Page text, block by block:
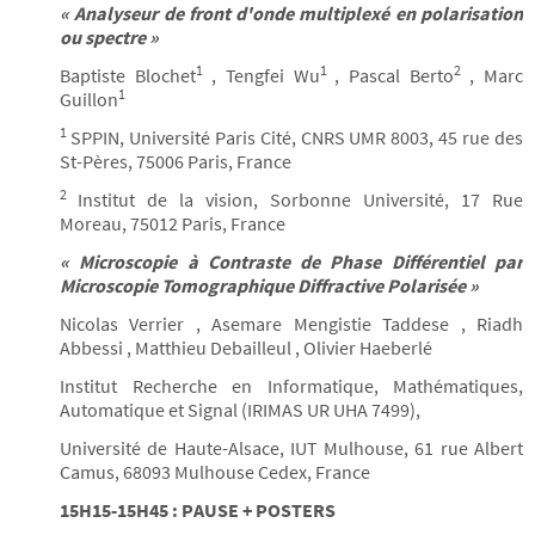
« Analyseur de front d'onde multiplexé en polarisation
ou spectre »
Baptiste Blochet1, Tengfei Wu1 , Pascal Berto2, Marc
Guillon1
1 SPPIN, Université Paris Cité, CNRS UMR 8003, 45 rue des
St-Pères, 75006 Paris, France
2 Institut de la vision, Sorbonne Université, 17 Rue
Moreau, 75012 Paris, France
« Microscopie à Contraste de Phase Différentiel par
Microscopie Tomographique Diffractive Polarisée »
Nicolas Verrier , Asemare Mengistie Taddese , Riadh
Abbessi , Matthieu Debailleul , Olivier Haeberlé
Institut Recherche en Informatique, Mathématiques,
Automatique et Signal (IRIMAS UR UHA 7499),
Université de Haute-Alsace, IUT Mulhouse, 61 rue Albert
Camus, 68093 Mulhouse Cedex, France
15H15-15H45 : PAUSE + POSTERS